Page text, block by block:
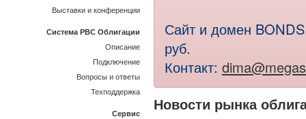
Сайт и домен
руб.
Контакт:
Новости рынка
Выставки и конференции
Система РВС Облигации
Описание
Подключение
Вопросы и ответы
Техподдержка
Сервис